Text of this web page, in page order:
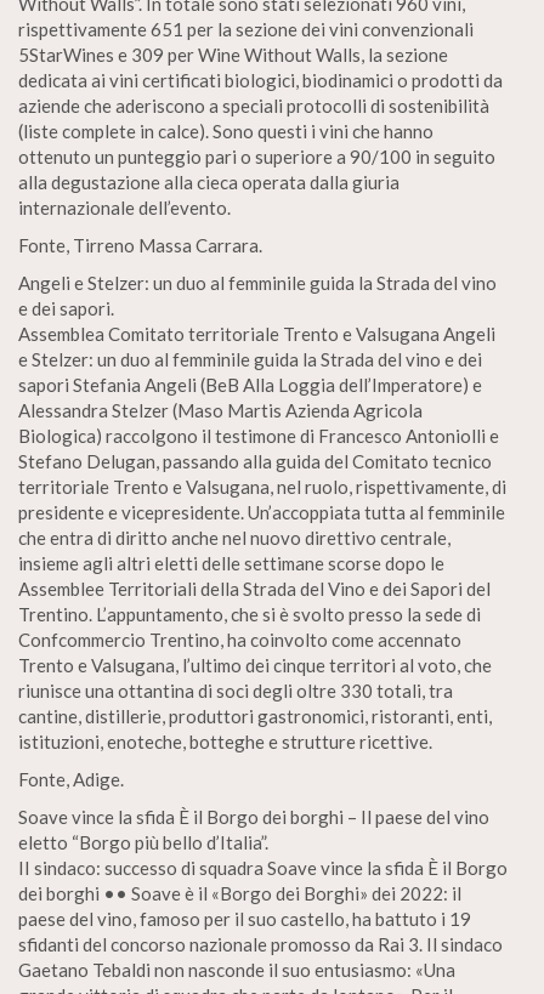
rispettivamente 651 per la sezione dei vini convenzionali
5StarWines e 309 per Wine Without Walls, la sezione
dedicata ai vini certificati biologici, biodinamici o prodotti da
aziende che aderiscono a speciali protocolli di sostenibilità
(liste complete in calce). Sono questi i vini che hanno
ottenuto un punteggio pari o superiore a 90/100 in seguito
alla degustazione alla cieca operata dalla giuria
internazionale dell’evento.
Fonte, Tirreno Massa Carrara.
Angeli e Stelzer: un duo al femminile guida la Strada del vino
e dei sapori.
Assemblea Comitato territoriale Trento e Valsugana Angeli
e Stelzer: un duo al femminile guida la Strada del vino e dei
sapori Stefania Angeli (BeB Alla Loggia dell’Imperatore) e
Alessandra Stelzer (Maso Martis Azienda Agricola
Biologica) raccolgono il testimone di Francesco Antoniolli e
Stefano Delugan, passando alla guida del Comitato tecnico
territoriale Trento e Valsugana, nel ruolo, rispettivamente, di
presidente e vicepresidente. Un’accoppiata tutta al femminile
che entra di diritto anche nel nuovo direttivo centrale,
insieme agli altri eletti delle settimane scorse dopo le
Assemblee Territoriali della Strada del Vino e dei Sapori del
Trentino. L’appuntamento, che si è svolto presso la sede di
Confcommercio Trentino, ha coinvolto come accennato
Trento e Valsugana, l’ultimo dei cinque territori al voto, che
riunisce una ottantina di soci degli oltre 330 totali, tra
cantine, distillerie, produttori gastronomici, ristoranti, enti,
istituzioni, enoteche, botteghe e strutture ricettive.
Fonte, Adige.
Soave vince la sfida È il Borgo dei borghi – Il paese del vino
eletto “Borgo più bello d’Italia”.
II sindaco: successo di squadra Soave vince la sfida È il Borgo
dei borghi •• Soave è il «Borgo dei Borghi» dei 2022: il
paese del vino, famoso per il suo castello, ha battuto i 19
sfidanti del concorso nazionale promosso da Rai 3. Il sindaco
Gaetano Tebaldi non nasconde il suo entusiasmo: «Una